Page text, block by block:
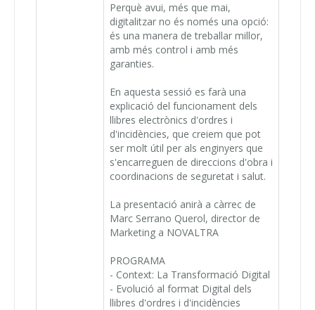
Perquè avui, més que mai,
digitalitzar no és només una opció:
és una manera de treballar millor,
amb més control i amb més
garanties.
En aquesta sessió es farà una
explicació del funcionament dels
llibres electrònics d'ordres i
d'incidències, que creiem que pot
ser molt útil per als enginyers que
s'encarreguen de direccions d'obra i
coordinacions de seguretat i salut.
La presentació anirà a càrrec de
Marc Serrano Querol, director de
Marketing a NOVALTRA
PROGRAMA
- Context: La Transformació Digital
- Evolució al format Digital dels
llibres d'ordres i d'incidències